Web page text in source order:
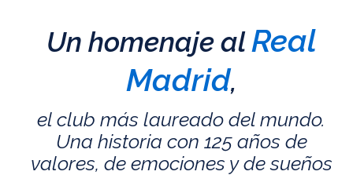
Un homenaje alReal
Madrid,
el club más laureado del mundo.
Una historia con 125 años de
valores, de emociones y de sueños